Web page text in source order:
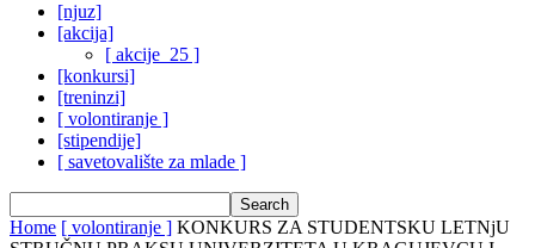
[njuz]
[akcija]
[ akcije_25 ]
[konkursi]
[treninzi]
[ volontiranje ]
[stipendije]
[ savetovalište za mlade ]
Home [ volontiranje ] KONKURS ZA STUDENTSKU LETNjU